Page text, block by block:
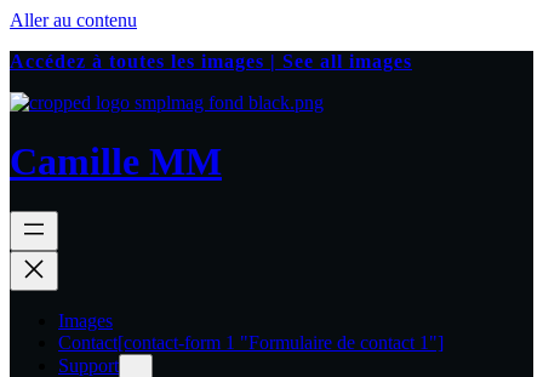
Aller au contenu
Accédez à toutes les images | See all images
Camille MM
Images
Contact[contact-form 1 "Formulaire de contact 1"]
Support